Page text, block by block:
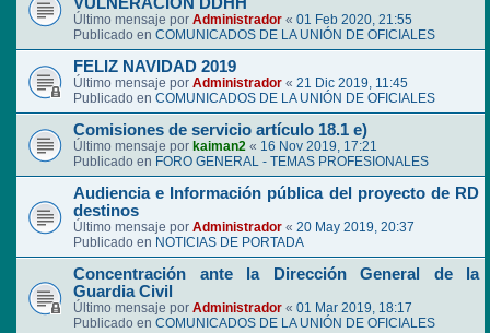
VULNERACIÓN DDHH
Último mensaje por Administrador « 01 Feb 2020, 21:55
Publicado en COMUNICADOS DE LA UNIÓN DE OFICIALES
FELIZ NAVIDAD 2019
Último mensaje por Administrador « 21 Dic 2019, 11:45
Publicado en COMUNICADOS DE LA UNIÓN DE OFICIALES
Comisiones de servicio artículo 18.1 e)
Último mensaje por kaiman2 « 16 Nov 2019, 17:21
Publicado en FORO GENERAL - TEMAS PROFESIONALES
Audiencia e Información pública del proyecto de RD
destinos
Último mensaje por Administrador « 20 May 2019, 20:37
Publicado en NOTICIAS DE PORTADA
Concentración ante la Dirección General de la
Guardia Civil
Último mensaje por Administrador « 01 Mar 2019, 18:17
Publicado en COMUNICADOS DE LA UNIÓN DE OFICIALES